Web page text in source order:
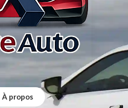
À propos